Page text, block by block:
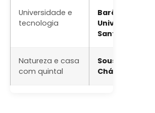
Universidade e
tecnologia
Barão
Universitária,
Santa Genebra
Natureza e casa
com quintal
Sousas,
Chácara da